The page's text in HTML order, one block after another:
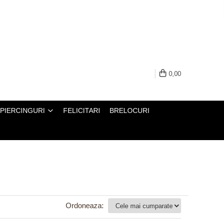
0,00
PIERCINGURI FELICITARI BRELOCURI
Ordoneaza: